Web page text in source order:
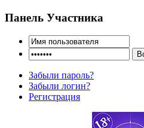
Панель Участника
Забыли пароль?
Забыли логин?
Регистрация